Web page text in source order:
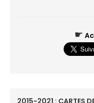
☛
2015-2021 : CARTES